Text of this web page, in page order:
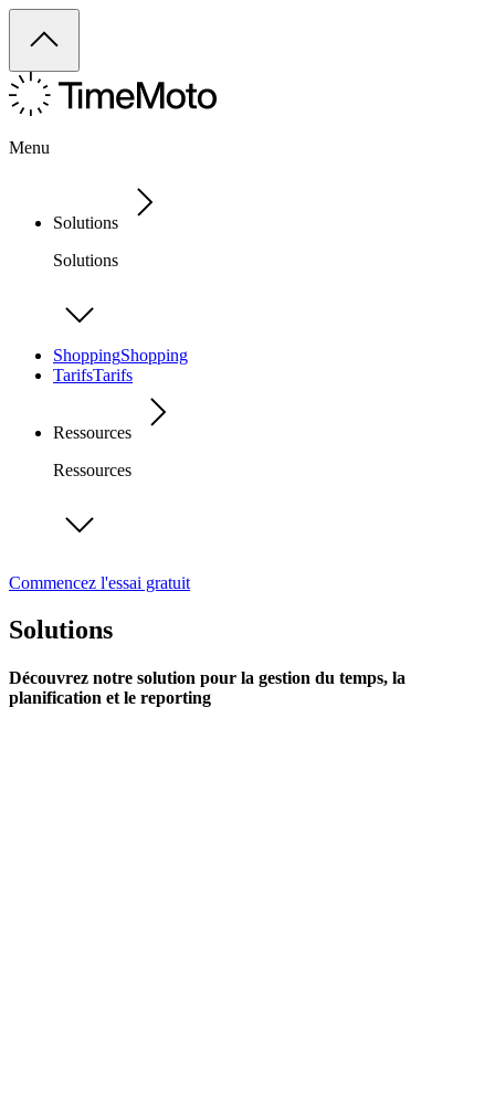
Menu
Solutions
Solutions
ShoppingShopping
TarifsTarifs
Ressources
Ressources
Commencez l'essai gratuit
Solutions
Découvrez notre solution pour la gestion du temps, la
planification et le reporting